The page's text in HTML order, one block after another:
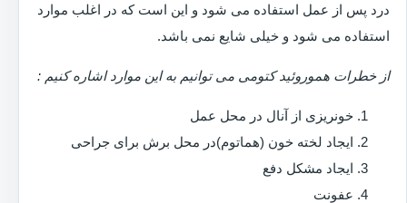
درد پس از عمل استفاده می شود و این است که در اغلب موارد
استفاده می شود و خیلی شایع نمی باشد.
از خطرات هموروئید کتومی می توانیم به این موارد اشاره کنیم :
خونریزی از آنال در محل عمل
ایجاد لخته خون (هماتوم)در محل برش برای جراحی
ایجاد مشکل دفع
عفونت